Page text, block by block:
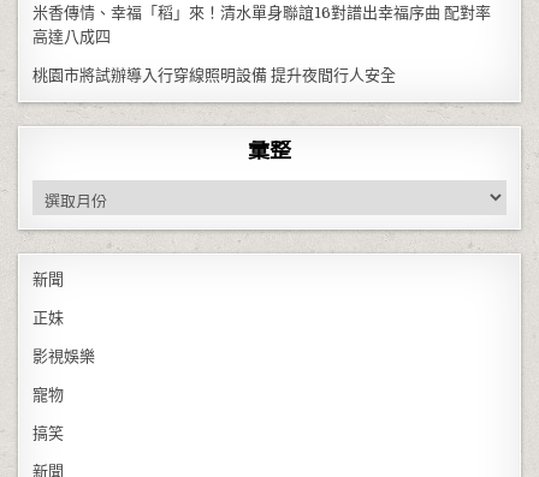
米香傳情、幸福「稻」來！清水單身聯誼16對譜出幸福序曲 配對率
高達八成四
桃園市將試辦導入行穿線照明設備 提升夜間行人安全
彙整
彙整
新聞
正妹
影視娛樂
寵物
搞笑
新聞